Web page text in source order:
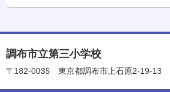
調布市立第三小学校
〒182-0035 東京都調布市上石原2-19-13